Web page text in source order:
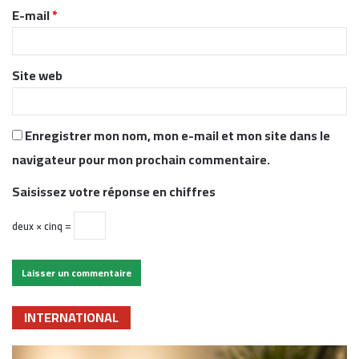
r
e
*
E-mail*
Site web
Enregistrer mon nom, mon e-mail et mon site dans le
navigateur pour mon prochain commentaire.
Saisissez votre réponse en chiffres
deux × cinq =
INTERNATIONAL